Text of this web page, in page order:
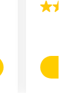
sorgt,
4.2
147